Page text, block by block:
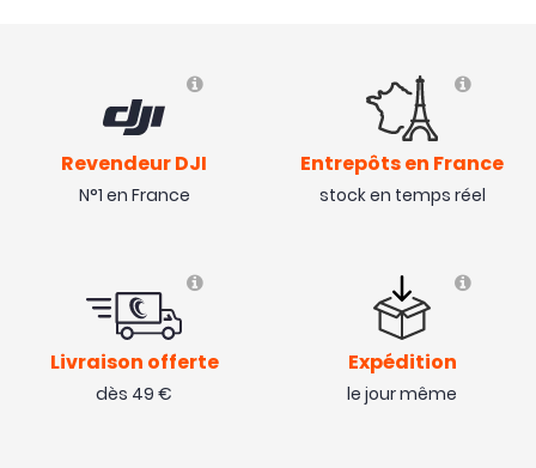
Revendeur DJI
N°1 en France
Entrepôts en France
stock en temps réel
Livraison offerte
dès 49 €
Expédition
le jour même